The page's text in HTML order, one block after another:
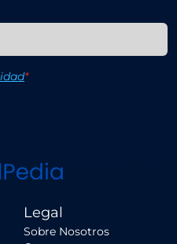
*
Legal
Sobre Nosotros